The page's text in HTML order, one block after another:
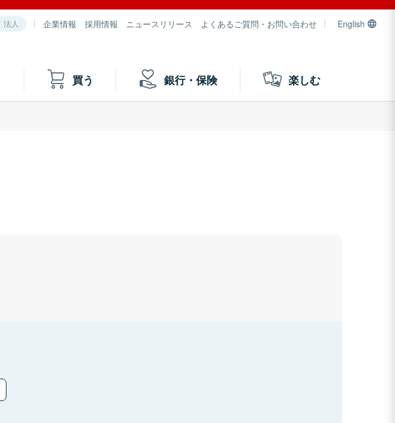
法人 企業情報 採用情報 ニュースリリース よくあるご質問・お問い合わせ English
買う 銀行・保険 楽しむ